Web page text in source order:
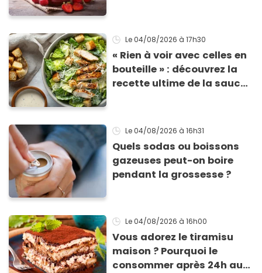
morceaux de verre
Le 04/08/2026 à 17h30
« Rien à voir avec celles en
bouteille » : découvrez la
recette ultime de la sauce
Le 04/08/2026 à 16h31
Quels sodas ou boissons
gazeuses peut-on boire
pendant la grossesse ?
Le 04/08/2026 à 16h00
Vous adorez le tiramisu
maison ? Pourquoi le
consommer après 24h au